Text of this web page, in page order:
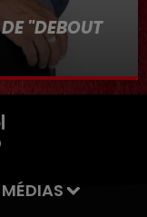
"DEBOUT
MÉDIAS